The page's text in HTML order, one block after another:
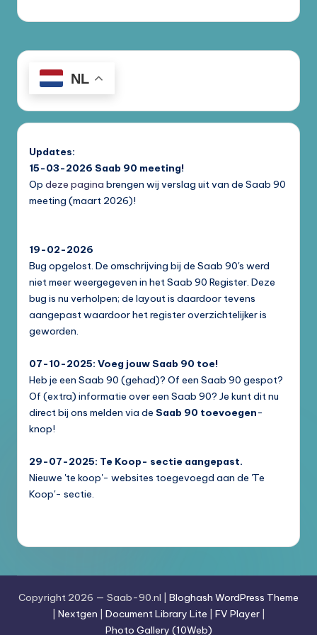
NL
Updates:
15-03-2026 Saab 90 meeting!
Op deze pagina brengen wij verslag uit van de Saab 90
meeting (maart 2026)!
19-02-2026
Bug opgelost. De omschrijving bij de Saab 90's werd
niet meer weergegeven in het Saab 90 Register. Deze
bug is nu verholpen; de layout is daardoor tevens
aangepast waardoor het register overzichtelijker is
geworden.
07-10-2025: Voeg jouw Saab 90 toe!
Heb je een Saab 90 (gehad)? Of een Saab 90 gespot?
Of (extra) informatie over een Saab 90? Je kunt dit nu
direct bij ons melden via de Saab 90 toevoegen-
knop!
29-07-2025: Te Koop- sectie aangepast.
Nieuwe 'te koop'- websites toegevoegd aan de 'Te
Koop'- sectie.
Copyright 2026 — Saab-90.nl | Bloghash WordPress Theme
Nextgen Document Library Lite FV Player|
Photo Gallery (10Web)